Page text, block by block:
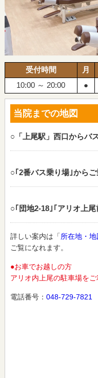
受付時間 月
10:00 ～ 20:00
●
当院までの地図
○「上尾駅」西口からバ
○｢2番バス乗り場｣から
○｢団地2‐18｣｢アリオ上
詳しい案内は「所在地・地
ご覧になれます。
●お車でお越しの方
アリオ内上尾の駐車場をご
電話番号： 048-729-7821